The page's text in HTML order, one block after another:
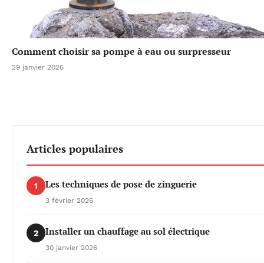
Comment choisir sa pompe à eau ou surpresseur
29 janvier 2026
Articles populaires
1 Les techniques de pose de zinguerie
3 février 2026
2 Installer un chauffage au sol électrique
30 janvier 2026